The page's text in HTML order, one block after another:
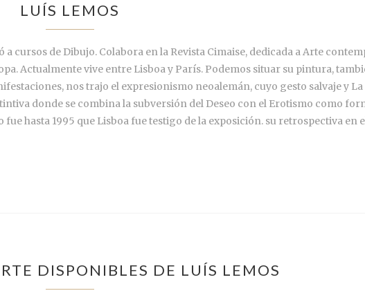
LUÍS LEMOS
cursos de Dibujo. Colabora en la Revista Cimaise, dedicada a Arte
Actualmente vive entre Lisboa y París. Podemos situar su pintura,
nos trajo el expresionismo neoalemán, cuyo gesto salvaje y
donde se combina la subversión del Deseo con el Erotismo como
hasta 1995 que Lisboa fue testigo de la exposición. su retrospectiva en
DISPONIBLES DE LUÍS LEMOS